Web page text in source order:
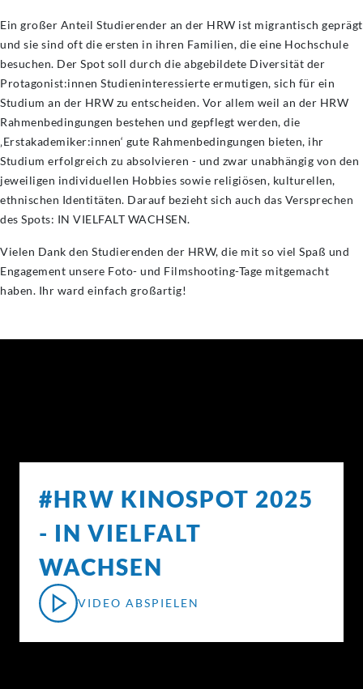
Ein großer Anteil Studierender an der HRW ist migrantisch geprägt
und sie sind oft die ersten in ihren Familien, die eine Hochschule
besuchen. Der Spot soll durch die abgebildete Diversität der
Protagonist:innen Studieninteressierte ermutigen, sich für ein
Studium an der HRW zu entscheiden. Vor allem weil an der HRW
Rahmenbedingungen bestehen und gepflegt werden, die
‚Erstakademiker:innen‘ gute Rahmenbedingungen bieten, ihr
Studium erfolgreich zu absolvieren - und zwar unabhängig von den
jeweiligen individuellen Hobbies sowie religiösen, kulturellen,
ethnischen Identitäten. Darauf bezieht sich auch das Versprechen
des Spots: IN VIELFALT WACHSEN.
Vielen Dank den Studierenden der HRW, die mit so viel Spaß und
Engagement unsere Foto- und Filmshooting-Tage mitgemacht
haben. Ihr ward einfach großartig!
#HRW KINOSPOT 2025
- IN VIELFALT
WACHSEN
VIDEO ABSPIELEN